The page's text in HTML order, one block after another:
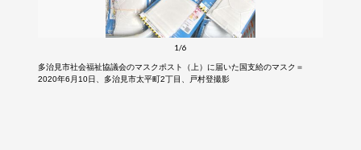
1/6
多治見市社会福祉協議会のマスクポスト（上）に届いた国支給のマスク＝
2020年6月10日、多治見市太平町2丁目、戸村登撮影